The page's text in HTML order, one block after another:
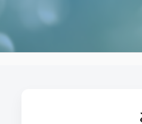
第144回 サブスクの入